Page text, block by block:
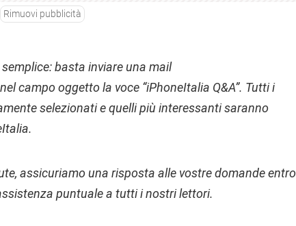
Rimuovi pubblicità
basta inviare una mail
campo oggetto la voce “iPhoneItalia Q&A”. Tutti i
selezionati e quelli più interessanti saranno
assicuriamo una risposta alle vostre domande entro
puntuale a tutti i nostri lettori.